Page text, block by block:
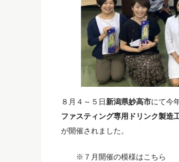
８月４～５日新潟県妙高市にて今
ファスティング専用ドリンク製造
が開催されました。
※７月開催の模様はこちら